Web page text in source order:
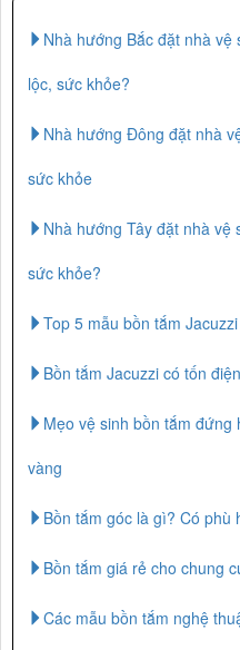
Nhà hướng Bắc đặt nhà
lộc, sức khỏe?
Nhà hướng Đông đặt nhà
sức khỏe
Nhà hướng Tây đặt nhà vệ
sức khỏe?
Top 5 mẫu bồn tắm
Bồn tắm Jacuzzi có tốn
Mẹo vệ sinh bồn tắm đứng
vàng
Bồn tắm góc là gì? Có phù
Bồn tắm giá rẻ cho chung
Các mẫu bồn tắm nghệ